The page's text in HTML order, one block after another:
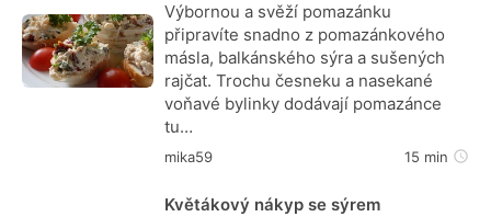
Výbornou a svěží pomazánku
připravíte snadno z pomazánkového
másla, balkánského sýra a sušených
rajčat. Trochu česneku a nasekané
voňavé bylinky dodávají pomazánce
tu…
mika59 15 min
Květákový nákyp se sýrem